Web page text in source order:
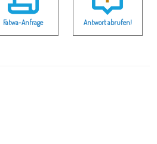
Fatwa-Anfrage Antwort abrufen!